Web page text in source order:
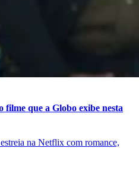
filme que a Globo exibe nesta